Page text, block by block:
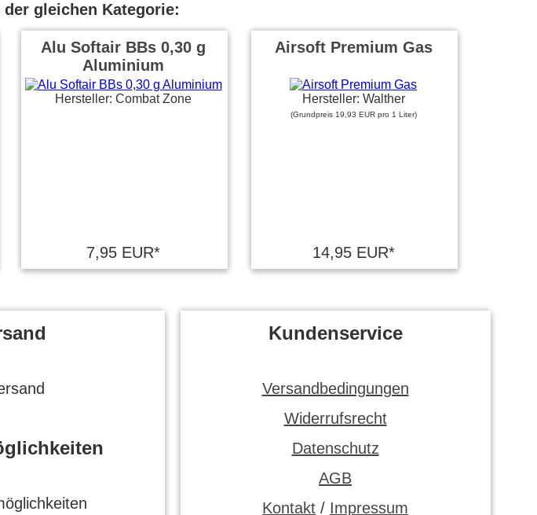
gleichen Kategorie:
Alu Softair BBs 0,30 g
Aluminium
Hersteller: Combat Zone
7,95 EUR*
Airsoft Premium Gas
Hersteller: Walther
(Grundpreis 19,93 EUR pro 1 Liter)
14,95 EUR*
Kundenservice
Versandbedingungen
Widerrufsrecht
Datenschutz
AGB
Kontakt / Impressum